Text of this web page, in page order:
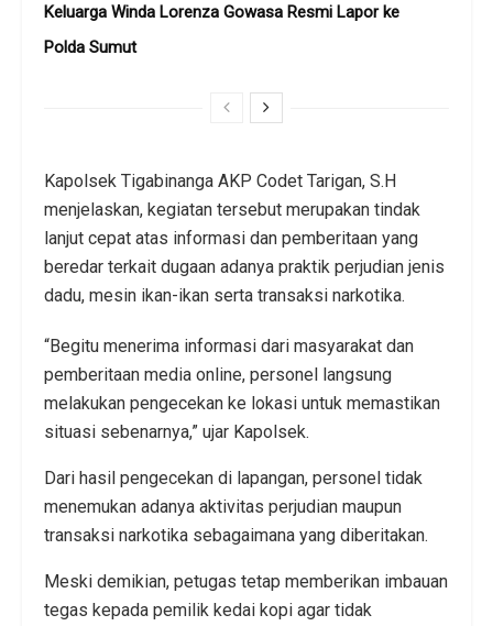
Keluarga Winda Lorenza Gowasa Resmi Lapor ke
Polda Sumut
Kapolsek Tigabinanga AKP Codet Tarigan, S.H
menjelaskan, kegiatan tersebut merupakan tindak
lanjut cepat atas informasi dan pemberitaan yang
beredar terkait dugaan adanya praktik perjudian jenis
dadu, mesin ikan-ikan serta transaksi narkotika.
“Begitu menerima informasi dari masyarakat dan
pemberitaan media online, personel langsung
melakukan pengecekan ke lokasi untuk memastikan
situasi sebenarnya,” ujar Kapolsek.
Dari hasil pengecekan di lapangan, personel tidak
menemukan adanya aktivitas perjudian maupun
transaksi narkotika sebagaimana yang diberitakan.
Meski demikian, petugas tetap memberikan imbauan
tegas kepada pemilik kedai kopi agar tidak